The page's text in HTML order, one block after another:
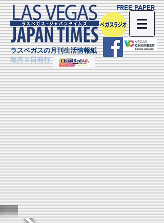
ラスベガスの月刊生活情報紙
毎月５日発行
FREE PAPER